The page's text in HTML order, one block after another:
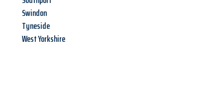
Swindon
Tyneside
West Yorkshire